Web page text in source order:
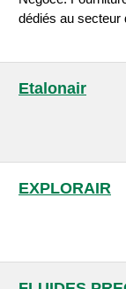
dédiés au secteur
Etalonair
EXPLORAIR